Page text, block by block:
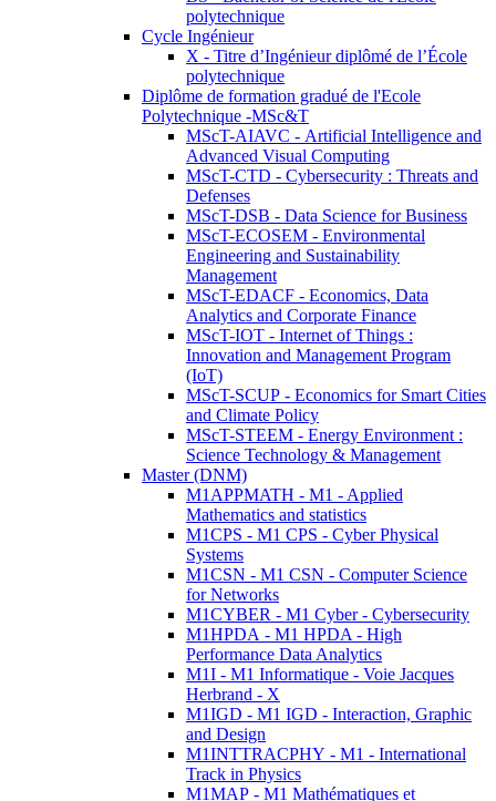
polytechnique
Cycle Ingénieur
X - Titre d’Ingénieur diplômé de l’École
polytechnique
Diplôme de formation gradué de l'Ecole
Polytechnique -MSc&T
MScT-AIAVC - Artificial Intelligence and
Advanced Visual Computing
MScT-CTD - Cybersecurity : Threats and
Defenses
MScT-DSB - Data Science for Business
MScT-ECOSEM - Environmental
Engineering and Sustainability
Management
MScT-EDACF - Economics, Data
Analytics and Corporate Finance
MScT-IOT - Internet of Things :
Innovation and Management Program
(IoT)
MScT-SCUP - Economics for Smart Cities
and Climate Policy
MScT-STEEM - Energy Environment :
Science Technology & Management
Master (DNM)
M1APPMATH - M1 - Applied
Mathematics and statistics
M1CPS - M1 CPS - Cyber Physical
Systems
M1CSN - M1 CSN - Computer Science
for Networks
M1CYBER - M1 Cyber - Cybersecurity
M1HPDA - M1 HPDA - High
Performance Data Analytics
M1I - M1 Informatique - Voie Jacques
Herbrand - X
M1IGD - M1 IGD - Interaction, Graphic
and Design
M1INTTRACPHY - M1 - International
Track in Physics
M1MAP - M1 Mathématiques et